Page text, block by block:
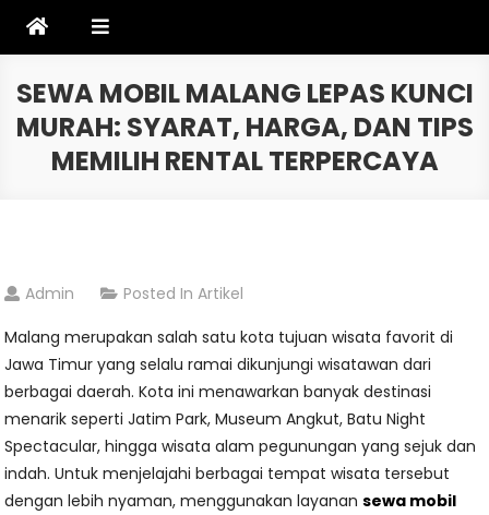
SEWA MOBIL MALANG LEPAS KUNCI
MURAH: SYARAT, HARGA, DAN TIPS
MEMILIH RENTAL TERPERCAYA
Admin Posted InArtikel
Malang merupakan salah satu kota tujuan wisata favorit di
Jawa Timur yang selalu ramai dikunjungi wisatawan dari
berbagai daerah. Kota ini menawarkan banyak destinasi
menarik seperti Jatim Park, Museum Angkut, Batu Night
Spectacular, hingga wisata alam pegunungan yang sejuk dan
indah. Untuk menjelajahi berbagai tempat wisata tersebut
dengan lebih nyaman, menggunakan layanansewa mobil